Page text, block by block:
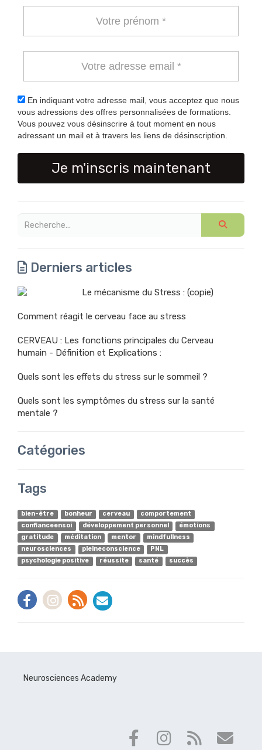
En indiquant votre adresse mail, vous acceptez que nous
vous adressions des offres personnalisées de formations.
Vous pouvez vous désinscrire à tout moment en nous
adressant un mail et à travers les liens de désinscription.
Je m'inscris maintenant
Derniers articles
Le mécanisme du Stress : (copie)
Comment réagit le cerveau face au stress
CERVEAU : Les fonctions principales du Cerveau
humain - Définition et Explications :
Quels sont les effets du stress sur le sommeil ?
Quels sont les symptômes du stress sur la santé
mentale ?
Catégories
Tags
bien-être bonheur cerveau
comportement
confianceensoi
développement personnel
émotions
gratitude
méditation mentor
mindfullness
neurosciences
pleineconscience
PNL
psychologie positive
réussite santé succès
Neurosciences Academy